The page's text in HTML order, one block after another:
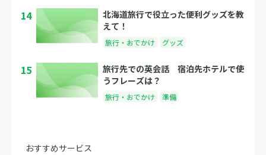
14
北海道旅行で役立った便利グッズを教
えて！
旅行・おでかけ グッズ
15
旅行先での英会話 宿泊先ホテルで使
うフレーズは？
旅行・おでかけ 準備
おすすめサービス